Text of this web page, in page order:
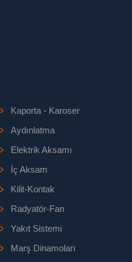
Kaporta - Karoser
Aydınlatma
Elektrik Aksamı
İç Aksam
Kilit-Kontak
Radyatör-Fan
Yakıt Sistemi
Marş Dinamoları